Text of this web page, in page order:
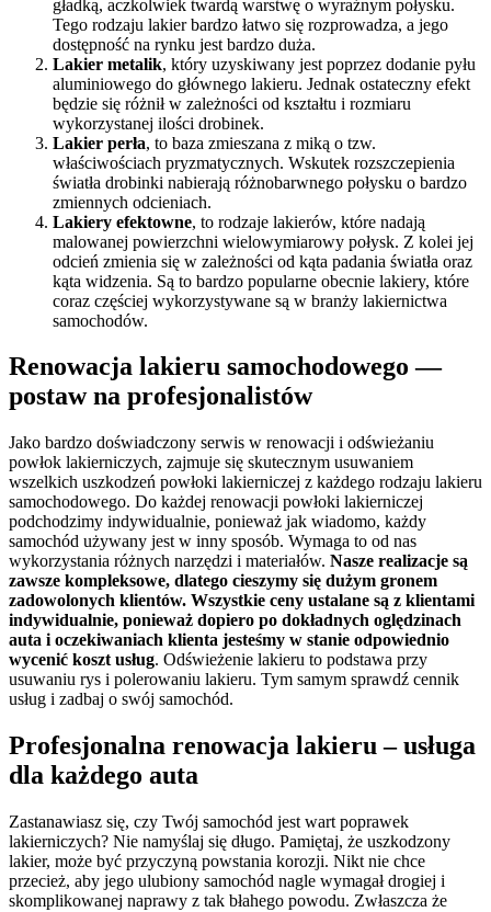
gładką, aczkolwiek twardą warstwę o wyraźnym połysku.
Tego rodzaju lakier bardzo łatwo się rozprowadza, a jego
dostępność na rynku jest bardzo duża.
Lakier metalik, który uzyskiwany jest poprzez dodanie pyłu
aluminiowego do głównego lakieru. Jednak ostateczny efekt
będzie się różnił w zależności od kształtu i rozmiaru
wykorzystanej ilości drobinek.
Lakier perła, to baza zmieszana z miką o tzw.
właściwościach pryzmatycznych. Wskutek rozszczepienia
światła drobinki nabierają różnobarwnego połysku o bardzo
zmiennych odcieniach.
Lakiery efektowne, to rodzaje lakierów, które nadają
malowanej powierzchni wielowymiarowy połysk. Z kolei jej
odcień zmienia się w zależności od kąta padania światła oraz
kąta widzenia. Są to bardzo popularne obecnie lakiery, które
coraz częściej wykorzystywane są w branży lakiernictwa
samochodów.
Renowacja lakieru samochodowego —
postaw na profesjonalistów
Jako bardzo doświadczony serwis w renowacji i odświeżaniu
powłok lakierniczych, zajmuje się skutecznym usuwaniem
wszelkich uszkodzeń powłoki lakierniczej z każdego rodzaju lakieru
samochodowego. Do każdej renowacji powłoki lakierniczej
podchodzimy indywidualnie, ponieważ jak wiadomo, każdy
samochód używany jest w inny sposób. Wymaga to od nas
wykorzystania różnych narzędzi i materiałów. Nasze realizacje są
zawsze kompleksowe, dlatego cieszymy się dużym gronem
zadowolonych klientów. Wszystkie ceny ustalane są z klientami
indywidualnie, ponieważ dopiero po dokładnych oględzinach
auta i oczekiwaniach klienta jesteśmy w stanie odpowiednio
wycenić koszt usług. Odświeżenie lakieru to podstawa przy
usuwaniu rys i polerowaniu lakieru. Tym samym sprawdź cennik
usług i zadbaj o swój samochód.
Profesjonalna renowacja lakieru – usługa
dla każdego auta
Zastanawiasz się, czy Twój samochód jest wart poprawek
lakierniczych? Nie namyślaj się długo. Pamiętaj, że uszkodzony
lakier, może być przyczyną powstania korozji. Nikt nie chce
przecież, aby jego ulubiony samochód nagle wymagał drogiej i
skomplikowanej naprawy z tak błahego powodu. Zwłaszcza że